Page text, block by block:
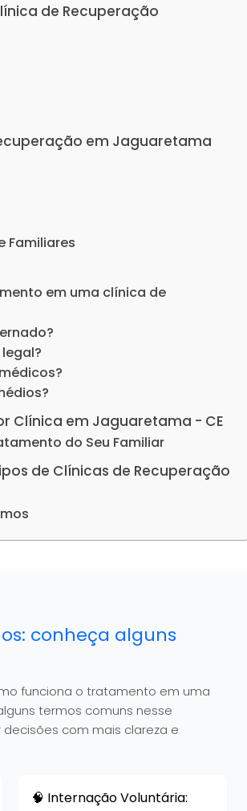
de Recuperação
em Jaguaretama
Familiares
em uma clínica de
Clínica em Jaguaretama - CE
do Seu Familiar
de Clínicas de Recuperação
conheça alguns
funciona o tratamento em uma
termos comuns nesse
com mais clareza e
🧠 Internação Voluntária: